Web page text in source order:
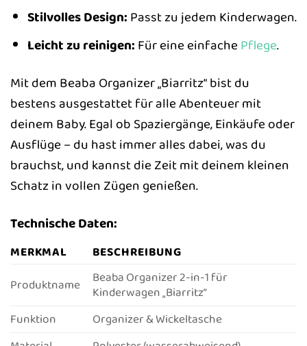
Stilvolles Design: Passt zu jedem Kinderwagen.
Leicht zu reinigen: Für eine einfachePflege.
Mit dem Beaba Organizer „Biarritz“ bist du
bestens ausgestattet für alle Abenteuer mit
deinem Baby. Egal ob Spaziergänge, Einkäufe oder
Ausflüge – du hast immer alles dabei, was du
brauchst, und kannst die Zeit mit deinem kleinen
Schatz in vollen Zügen genießen.
Technische Daten:
MERKMAL
BESCHREIBUNG
Produktname
Beaba Organizer 2-in-1 für
Kinderwagen „Biarritz“
Funktion
Organizer & Wickeltasche